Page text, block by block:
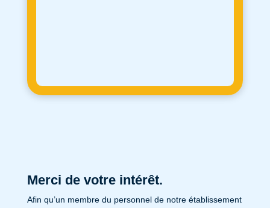
Merci de votre intérêt.
Afin qu’un membre du personnel de notre établissement